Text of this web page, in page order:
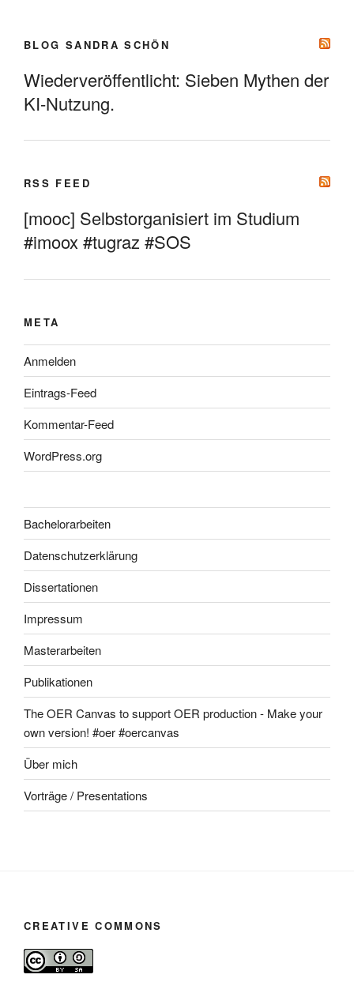
BLOG SANDRA SCHÖN
Wiederveröffentlicht: Sieben Mythen der
KI-Nutzung.
RSS FEED
[mooc] Selbstorganisiert im Studium
#imoox #tugraz #SOS
META
Anmelden
Eintrags-Feed
Kommentar-Feed
WordPress.org
Bachelorarbeiten
Datenschutzerklärung
Dissertationen
Impressum
Masterarbeiten
Publikationen
The OER Canvas to support OER production - Make your
own version! #oer #oercanvas
Über mich
Vorträge / Presentations
CREATIVE COMMONS